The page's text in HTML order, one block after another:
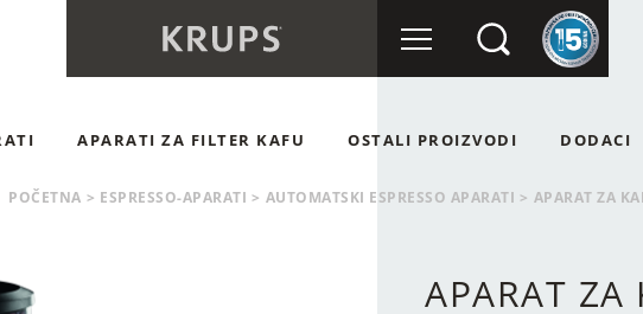
APARATI ZA FILTER KAFU OSTALI PROIZVODI DODACI
POČETNA > ESPRESSO-APARATI > AUTOMATSKI ESPRESSO APARATI > APARAT ZA
APARAT ZA